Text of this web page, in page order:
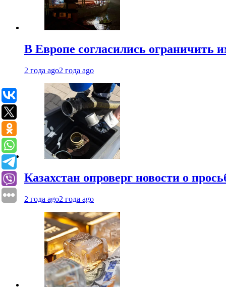
В Европе согласились ограничить
2 года ago2 года ago
Казахстан опроверг новости о
2 года ago2 года ago